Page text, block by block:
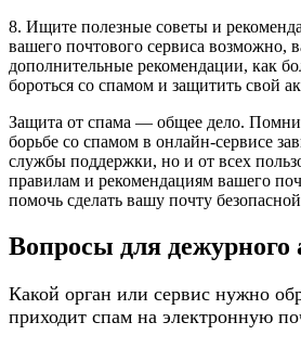
8. Ищите полезные советы и
вашего почтового сервиса возможно,
дополнительные рекомендации, как
бороться со спамом и защитить свой
Защита от спама — общее дело.
борьбе со спамом в онлайн-сервисе
службы поддержки, но и от всех
правилам и рекомендациям вашего
помочь сделать вашу почту
Вопросы для дежурного
Какой орган или сервис нужно
приходит спам на электронную